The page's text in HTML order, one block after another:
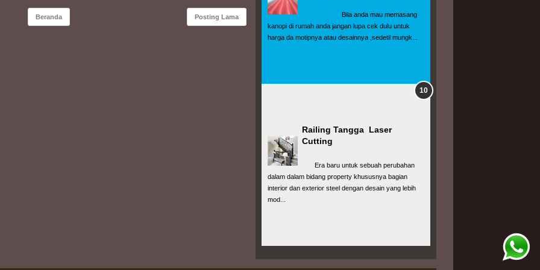
Posting Lama
Beranda
Bila anda mau memasang
kanopi di rumah anda jangan lupa cek dulu untuk
harga da motipnya atau desainnya ,sedetil mungk...
Railing Tangga  Laser
Cutting
Era baru untuk sebuah perubahan
dalam dalam bidang property khususnya bagian
interior dan exterior steel dengan desain yang lebih
mod...